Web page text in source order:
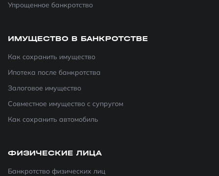
Упрощенное банкротство
ИМУЩЕСТВО В БАНКРОТСТВЕ
Как сохранить имущество
Ипотека после банкротства
Залоговое имущество
Совместное имущество с супругом
Как сохранить автомобиль
ФИЗИЧЕСКИЕ ЛИЦА
Банкротство физических лиц